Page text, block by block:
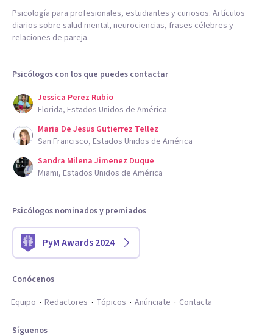
Psicología para profesionales, estudiantes y curiosos. Artículos
diarios sobre salud mental, neurociencias, frases célebres y
relaciones de pareja.
Psicólogos con los que puedes contactar
Jessica Perez Rubio
Florida, Estados Unidos de América
Maria De Jesus Gutierrez Tellez
San Francisco, Estados Unidos de América
Sandra Milena Jimenez Duque
Miami, Estados Unidos de América
Psicólogos nominados y premiados
PyM Awards 2024
Conócenos
Equipo
Redactores Tópicos Anúnciate Contacta
Síguenos